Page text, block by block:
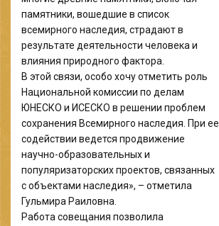
памятники, вошедшие в список
всемирного наследия, страдают в
результате деятельности человека и
влияния природного фактора.
В этой связи, особо хочу отметить роль
Национальной комиссии по делам
ЮНЕСКО и ИСЕСКО в решении проблем
сохранения Всемирного наследия. При ее
содействии ведется продвижение
научно-образовательных и
популяризаторских проектов, связанных
с объектами наследия», – отметила
Гульмира Раиловна.
Работа совещания позволила